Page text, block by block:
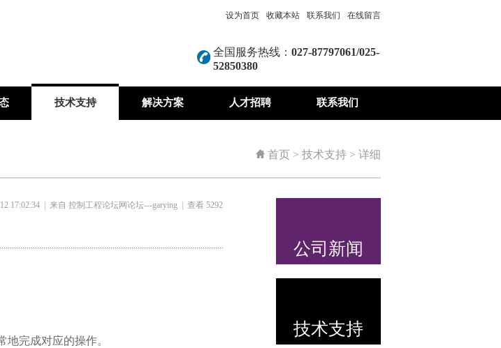
设为首页 收藏本站 联系我们 在线留言
全国服务热线： 027-87797061/025-
52850380
技术支持 解决方案 人才招聘 联系我们
首页 > 技术支持 > 详细
17:02:34 | 来自 控制工程论坛网论坛---garying | 查看 5292
完成对应的操作。
公司新闻
技术支持